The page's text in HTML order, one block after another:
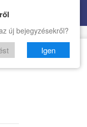
új bejegyzésekről?
Igen